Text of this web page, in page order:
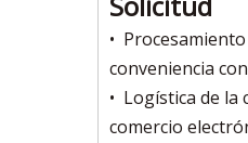
•
conveniencia
• Logística de
comercio